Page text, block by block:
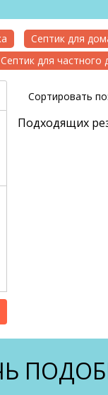
Септик для
Септик для частного
Сортировать по:
Подходящих